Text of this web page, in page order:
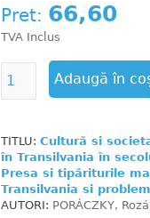
Pret: 66,60
TVA Inclus
TITLU: Cultură si
în Transilvania în
Presa si tipăriturile
Transilvania si
AUTORI: PORÁCZKY,